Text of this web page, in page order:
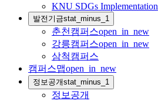
KNU SDGs Implementation
발전기금stat_minus_1
춘천캠퍼스open_in_new
강릉캠퍼스open_in_new
삼척캠퍼스
캠퍼스맵open_in_new
정보공개stat_minus_1
정보공개